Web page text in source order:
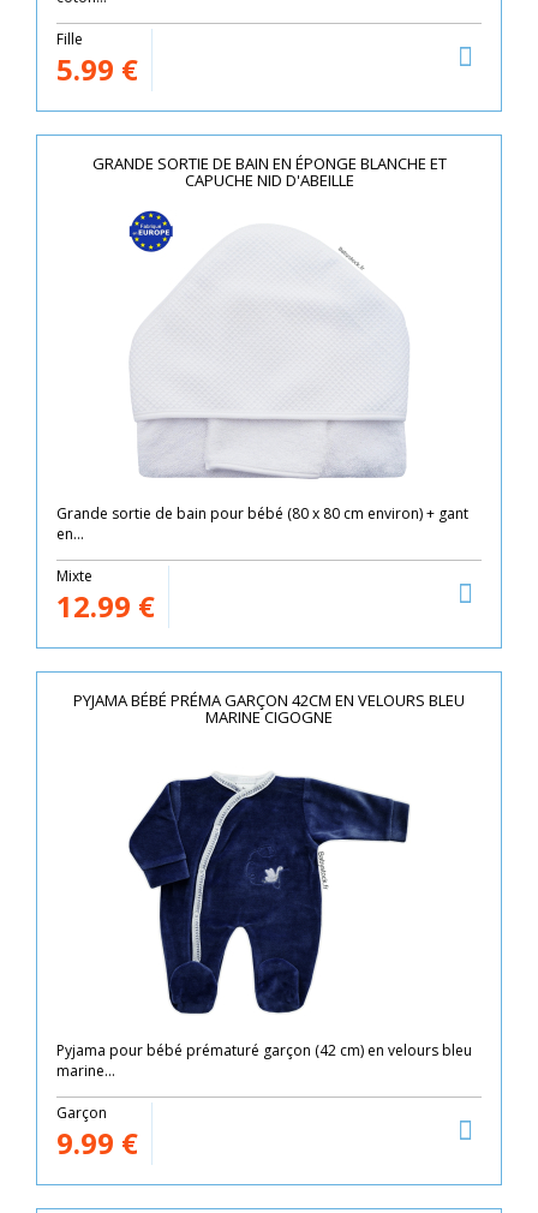
Fille
5.99 €
GRANDE SORTIE DE BAIN EN ÉPONGE BLANCHE ET
CAPUCHE NID D'ABEILLE
Grande sortie de bain pour bébé (80 x 80 cm environ) + gant
en...
Mixte
12.99 €
PYJAMA BÉBÉ PRÉMA GARÇON 42CM EN VELOURS BLEU
MARINE CIGOGNE
Pyjama pour bébé prématuré garçon (42 cm) en velours bleu
marine...
Garçon
9.99 €